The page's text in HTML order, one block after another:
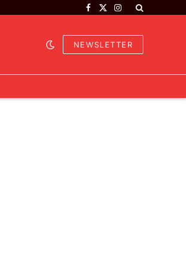
Facebook
X
Instagram
NEWSLETTER